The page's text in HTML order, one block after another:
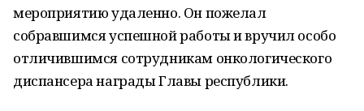
мероприятию удаленно. Он пожелал
собравшимся успешной работы и вручил особо
отличившимся сотрудникам онкологического
диспансера награды Главы республики.